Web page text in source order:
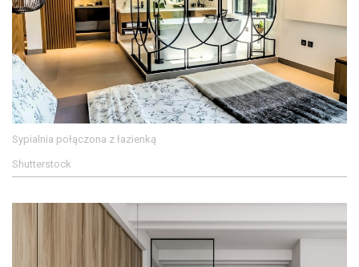
Sypialnia połączona z łazienką
Shutterstock